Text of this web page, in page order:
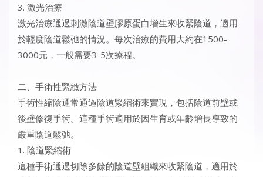
3. 激光治療
激光治療通過刺激陰道壁膠原蛋白增生來收緊陰道，適用
於輕度陰道鬆弛的情況。每次治療的費用大約在1500-
3000元，一般需要3-5次療程。
二、手術性緊緻方法
手術性縮陰通常通過陰道緊縮術來實現，包括陰道前壁或
後壁修復手術。這種手術適用於因生育或年齡增長導致的
嚴重陰道鬆弛。
1. 陰道緊縮術
這種手術通過切除多餘的陰道壁組織來收緊陰道，適用於